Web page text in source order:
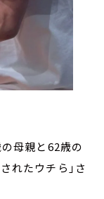
母親と62歳の
れたウチら」さ